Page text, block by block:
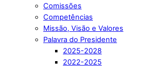
Comissões
Competências
Missão, Visão e Valores
Palavra do Presidente
2025-2028
2022-2025